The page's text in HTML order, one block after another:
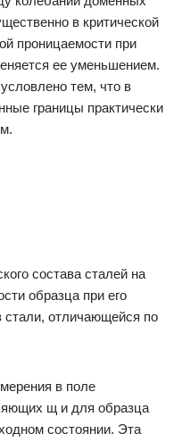
в критической
проницаемости при
ее уменьшением.
тем, что в
границы практически
состава сталей на
образца при его
стали, отличающейся по
в поле
щ и для образца
состоянии. Эта